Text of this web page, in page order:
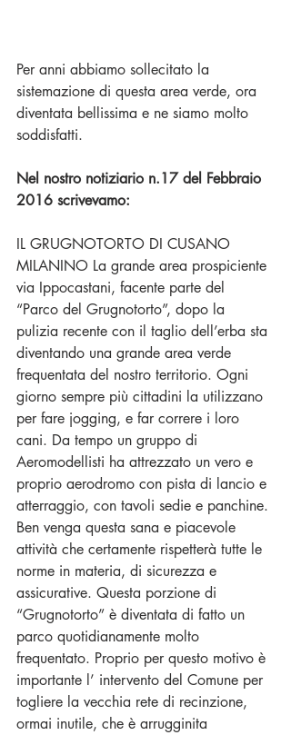
Per anni abbiamo sollecitato la
sistemazione di questa area verde, ora
diventata bellissima e ne siamo molto
soddisfatti.
Nel nostro notiziario n.17 del Febbraio
2016 scrivevamo:
IL GRUGNOTORTO DI CUSANO
MILANINO La grande area prospiciente
via Ippocastani, facente parte del
“Parco del Grugnotorto”, dopo la
pulizia recente con il taglio dell’erba sta
diventando una grande area verde
frequentata del nostro territorio. Ogni
giorno sempre più cittadini la utilizzano
per fare jogging, e far correre i loro
cani. Da tempo un gruppo di
Aeromodellisti ha attrezzato un vero e
proprio aerodromo con pista di lancio e
atterraggio, con tavoli sedie e panchine.
Ben venga questa sana e piacevole
attività che certamente rispetterà tutte le
norme in materia, di sicurezza e
assicurative. Questa porzione di
“Grugnotorto” è diventata di fatto un
parco quotidianamente molto
frequentato. Proprio per questo motivo è
importante l’ intervento del Comune per
togliere la vecchia rete di recinzione,
ormai inutile, che è arrugginita